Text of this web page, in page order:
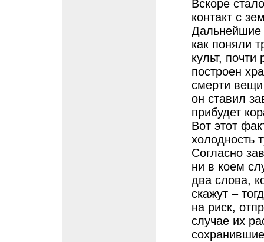
Вскоре
контакт с
Дальнейшие
как поняли
культ,
построен
смерти вещи
он ставил
прибудет
Вот этот
холодность
Согласно
ни в коем
два слова,
скажут –
на риск,
случае их